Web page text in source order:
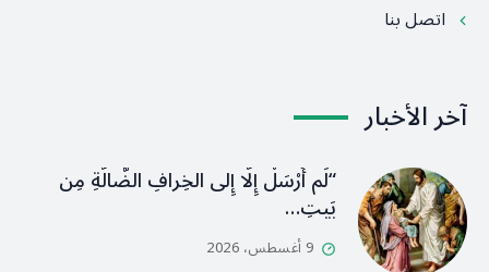
اتصل بنا
آخر الأخبار
“لَم أُرْسَلْ إِلَّا إِلى الخِرافِ الضَّالَّةِ مِن
بَيتِ…
9 أغسطس، 2026